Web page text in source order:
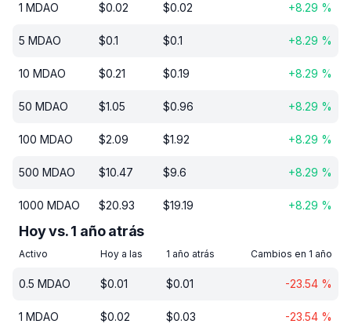
1 MDAO $0.02 $0.02 +8.29 %
5 MDAO $0.1 $0.1 +8.29 %
10 MDAO $0.21 $0.19 +8.29 %
50 MDAO $1.05 $0.96 +8.29 %
100 MDAO $2.09 $1.92 +8.29 %
500 MDAO $10.47 $9.6 +8.29 %
1000 MDAO $20.93 $19.19 +8.29 %
Hoy vs. 1 año atrás
Activo Hoy a las 1 año atrás Cambios en 1 año
0.5 MDAO $0.01 $0.01 -23.54 %
1 MDAO $0.02 $0.03 -23.54 %